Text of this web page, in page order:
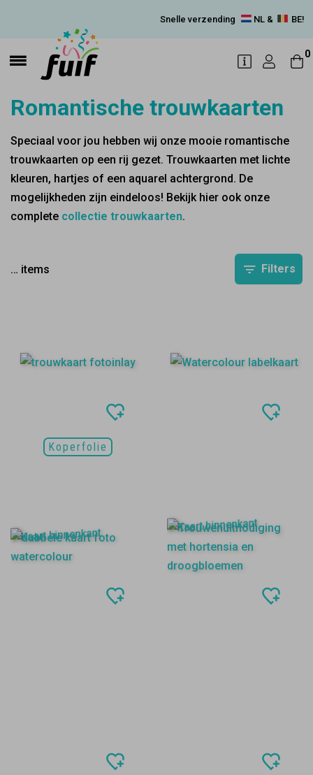
Snelle verzending NL & BE!
0
Romantische trouwkaarten
Speciaal voor jou hebben wij onze mooie romantische
trouwkaarten op een rij gezet. Trouwkaarten met lichte
kleuren, hartjes of een aquarel achtergrond. De
mogelijkheden zijn eindeloos! Bekijk hier ook onze
complete collectie trouwkaarten.
… items Filters
Koperfolie